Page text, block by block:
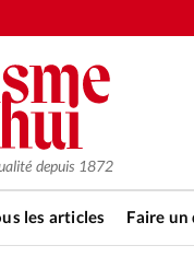
depuis 1872
les articles Faire un